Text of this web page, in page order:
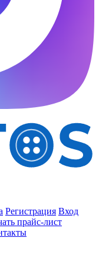
Регистрация Вход
прайс-лист